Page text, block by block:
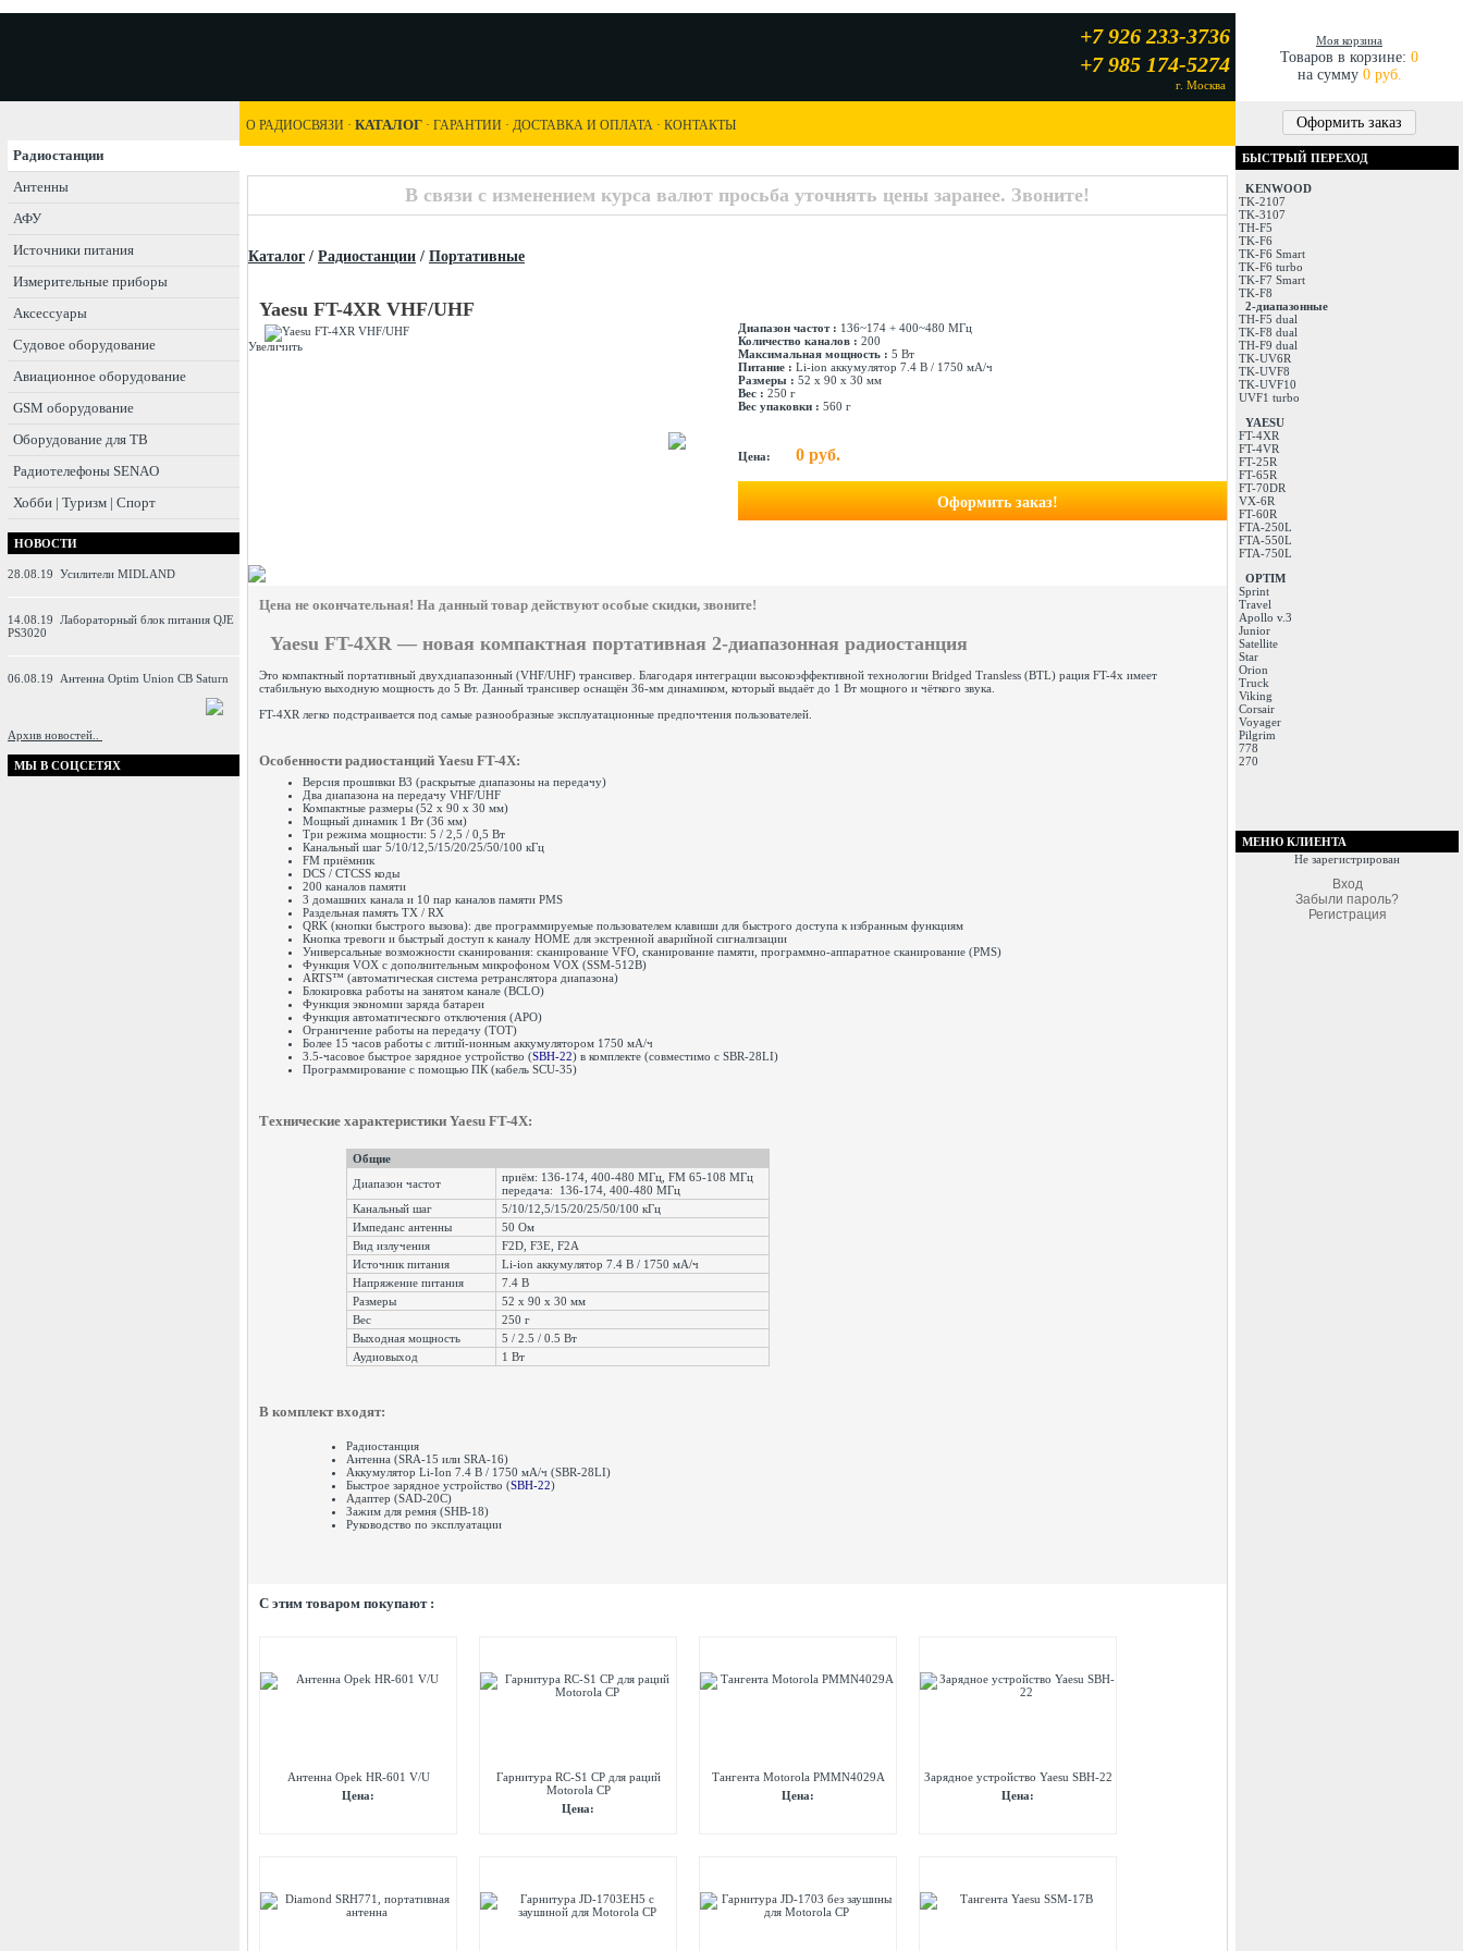
+7 926 233-3736
+7 985 174-5274
г. Москва
Моя корзина
Товаров в корзине: 0
на сумму 0 руб.
Оформить заказ
Радиостанции
Антенны
АФУ
Источники питания
Измерительные приборы
Аксессуары
Судовое оборудование
Авиационное оборудование
GSM оборудование
Оборудование для ТВ
Радиотелефоны SENAO
Хобби | Туризм | Спорт
НОВОСТИ
28.08.19 Усилители MIDLAND
14.08.19 Лабораторный блок питания QJE
PS3020
06.08.19 Антенна Optim Union CB Saturn
Архив новостей..
МЫ В СОЦСЕТЯХ
О РАДИОСВЯЗИ · КАТАЛОГ · ГАРАНТИИ · ДОСТАВКА И ОПЛАТА · КОНТАКТЫ
В связи с изменением курса валют просьба уточнять цены заранее. Звоните!
Каталог / Радиостанции / Портативные
Yaesu FT-4XR VHF/UHF
Увеличить
Диапазон частот : 136~174 + 400~480 МГц
Количество каналов : 200
Максимальная мощность : 5 Вт
Питание : Li-ion аккумулятор 7.4 В / 1750 мА/ч
Размеры : 52 х 90 х 30 мм
Вес : 250 г
Вес упаковки : 560 г
Цена: 0 руб.
Оформить заказ!
Цена не окончательная! На данный товар действуют особые скидки, звоните!
Yaesu FT-4XR — новая компактная портативная 2-диапазонная радиостанция
Это компактный портативный двухдиапазонный (VHF/UHF) трансивер. Благодаря интеграции высокоэффективной технологии Bridged Transless (BTL) рация FT-4x имеет
стабильную выходную мощность до 5 Вт. Данный трансивер оснащён 36-мм динамиком, который выдаёт до 1 Вт мощного и чёткого звука.
FT-4XR легко подстраивается под самые разнообразные эксплуатационные предпочтения пользователей.
Особенности радиостанций Yaesu FT-4X:
Версия прошивки B3 (раскрытые диапазоны на передачу)
Два диапазона на передачу VHF/UHF
Компактные размеры (52 х 90 х 30 мм)
Мощный динамик 1 Вт (36 мм)
Три режима мощности: 5 / 2,5 / 0,5 Вт
Канальный шаг 5/10/12,5/15/20/25/50/100 кГц
FM приёмник
DCS / CTCSS коды
200 каналов памяти
3 домашних канала и 10 пар каналов памяти PMS
Раздельная память TX / RX
QRK (кнопки быстрого вызова): две программируемые пользователем клавиши для быстрого доступа к избранным функциям
Кнопка тревоги и быстрый доступ к каналу HOME для экстренной аварийной сигнализации
Универсальные возможности сканирования: сканирование VFO, сканирование памяти, программно-аппаратное сканирование (PMS)
Функция VOX с дополнительным микрофоном VOX (SSM-512B)
ARTS™ (автоматическая система ретранслятора диапазона)
Блокировка работы на занятом канале (BCLO)
Функция экономии заряда батареи
Функция автоматического отключения (APO)
Ограничение работы на передачу (TOT)
Более 15 часов работы с литий-ионным аккумулятором 1750 мА/ч
3.5-часовое быстрое зарядное устройство (SBH-22) в комплекте (совместимо с SBR-28LI)
Программирование с помощью ПК (кабель SCU-35)
Технические характеристики Yaesu FT-4X:
Общие
Диапазон частот
приём: 136-174, 400-480 МГц, FM 65-108 МГц
передача: 136-174, 400-480 МГц
Канальный шаг
5/10/12,5/15/20/25/50/100 кГц
Импеданс антенны
50 Ом
Вид излучения
F2D, F3E, F2A
Источник питания
Li-ion аккумулятор 7.4 В / 1750 мА/ч
Напряжение питания
7.4 В
Размеры
52 х 90 х 30 мм
Вес
250 г
Выходная мощность
5 / 2.5 / 0.5 Вт
Аудиовыход
1 Вт
В комплект входят:
Радиостанция
Антенна (SRA-15 или SRA-16)
Аккумулятор Li-Ion 7.4 В / 1750 мА/ч (SBR-28LI)
Быстрое зарядное устройство (SBH-22)
Адаптер (SAD-20C)
Зажим для ремня (SHB-18)
Руководство по эксплуатации
C этим товаром покупают :
Антенна Opek HR-601 V/U
Цена:
Гарнитура RC-S1 CP для раций
Motorola СР
Цена:
Тангента Motorola PMMN4029A
Цена:
Зарядное устройство Yaesu SBH-22
Цена:
БЫСТРЫЙ ПЕРЕХОД
KENWOOD
TK-2107
TK-3107
TH-F5
TK-F6
TK-F6 Smart
TK-F6 turbo
TK-F7 Smart
TK-F8
2-диапазонные
TH-F5 dual
TK-F8 dual
TH-F9 dual
TK-UV6R
TK-UVF8
TK-UVF10
UVF1 turbo
YAESU
FT-4XR
FT-4VR
FT-25R
FT-65R
FT-70DR
VX-6R
FT-60R
FTA-250L
FTA-550L
FTA-750L
OPTIM
Sprint
Travel
Apollo v.3
Junior
Satellite
Star
Orion
Truck
Viking
Corsair
Voyager
Pilgrim
778
270
МЕНЮ КЛИЕНТА
Не зарегистрирован
Вход
Забыли пароль?
Регистрация